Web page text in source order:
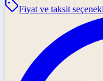
Fiyat ve taksit